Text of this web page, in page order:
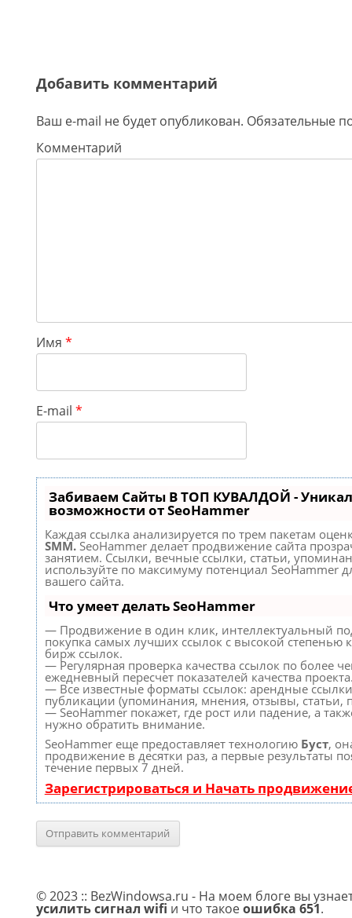
Добавить комментарий
Ваш e-mail не будет опубликован. Обязательные
Комментарий
Имя *
E-mail *
Забиваем Сайты В ТОП КУВАЛДОЙ -
возможности от SeoHammer
Каждая ссылка анализируется по трем пакетам
SMM.SeoHammer делает продвижение сайта
занятием. Ссылки, вечные ссылки, статьи,
используйте по максимуму потенциал SeoHammer
вашего сайта.
Что умеет делать SeoHammer
— Продвижение в один клик, интеллектуальный
покупка самых лучших ссылок с высокой степенью
бирж ссылок.
— Регулярная проверка качества ссылок по более
ежедневный пересчет показателей качества
— Все известные форматы ссылок: арендные
публикации (упоминания, мнения, отзывы, статьи,
— SeoHammer покажет, где рост или падение, а
нужно обратить внимание.
SeoHammer еще предоставляет технологию Буст,
продвижение в десятки раз, а первые результаты
течение первых 7 дней.
Зарегистрироваться и Начать
© 2023 :: BezWindowsa.ru - На моем блоге вы
усилить сигнал wifi и что такоеошибка 651.